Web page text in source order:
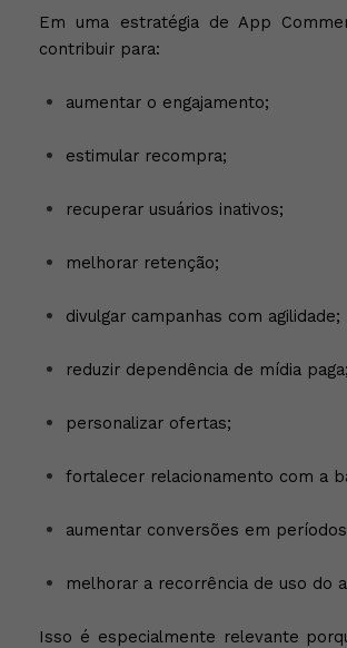
Em uma estratégia de App
contribuir para:
aumentar o engajamento;
estimular recompra;
recuperar usuários inativos;
melhorar retenção;
divulgar campanhas com agilidade;
reduzir dependência de mídia paga;
personalizar ofertas;
fortalecer relacionamento com a
aumentar conversões em
melhorar a recorrência de uso do
Isso é especialmente relevante